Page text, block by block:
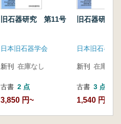
旧石器研究 第11号
日本旧石器学会
新刊 在庫なし
古書 2 点
3,850 円~
旧石器研究
日本旧石器学
新刊 在庫なし
古書 3 点
1,540 円~